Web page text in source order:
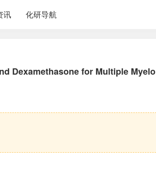
讯 化研导航
Dexamethasone for Multiple Myelo